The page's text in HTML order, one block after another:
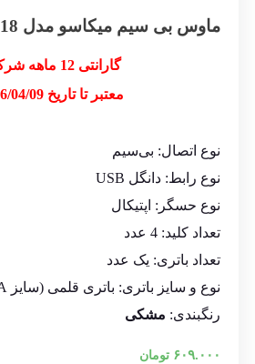
ماوس بی سیم میکاسو مدل MOS-W018
گارانتی 12 ماهه شرکتی
معتبر تا تاریخ 1406/04/09
نوع اتصال: بی‌سیم
نوع رابط: دانگل USB
نوع حسگر: اپتیکال
تعداد کلید: 4 عدد
تعداد باتری: یک عدد
نوع و سایز باتری: باتری قلمی (سایز AA)
رنگبندی: مشکی
۶۰۹.۰۰۰ تومان